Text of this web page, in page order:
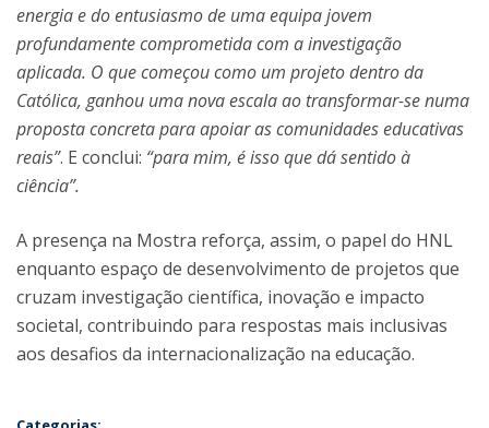
energia e do entusiasmo de uma equipa jovem
profundamente comprometida com a investigação
aplicada. O que começou como um projeto dentro da
Católica, ganhou uma nova escala ao transformar-se numa
proposta concreta para apoiar as comunidades educativas
reais”. E conclui: “para mim, é isso que dá sentido à
ciência”.
A presença na Mostra reforça, assim, o papel do HNL
enquanto espaço de desenvolvimento de projetos que
cruzam investigação científica, inovação e impacto
societal, contribuindo para respostas mais inclusivas
aos desafios da internacionalização na educação.